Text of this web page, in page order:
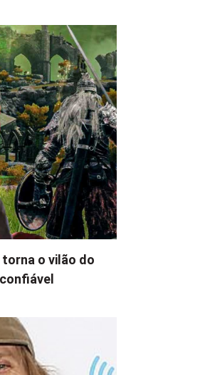
o vilão do